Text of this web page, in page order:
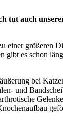
auch
größeren
es schon
bei
und